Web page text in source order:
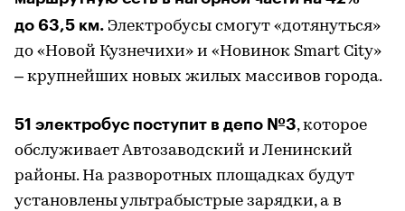
до 63,5 км. Электробусы смогут «дотянуться»
до «Новой Кузнечихи» и «Новинок Smart City»
– крупнейших новых жилых массивов города.
51 электробус поступит в депо №3, которое
обслуживает Автозаводский и Ленинский
районы. На разворотных площадках будут
установлены ультрабыстрые зарядки, а в